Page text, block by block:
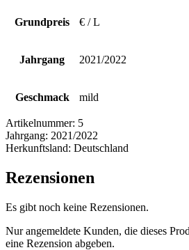
Grundpreis € / L
Jahrgang 2021/2022
Geschmack mild
Artikelnummer: 5
Jahrgang: 2021/2022
Herkunftsland: Deutschland
Rezensionen
Es gibt noch keine Rezensionen.
Nur angemeldete Kunden, die dieses
eine Rezension abgeben.